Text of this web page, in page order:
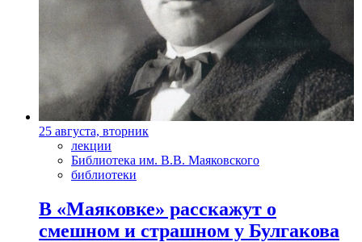
25 августа, вторник
лекции
Библиотека им. В.В. Маяковского
библиотеки
В «Маяковке» расскажут о
смешном и страшном у Булгакова